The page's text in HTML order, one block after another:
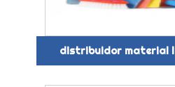
distribuidor material